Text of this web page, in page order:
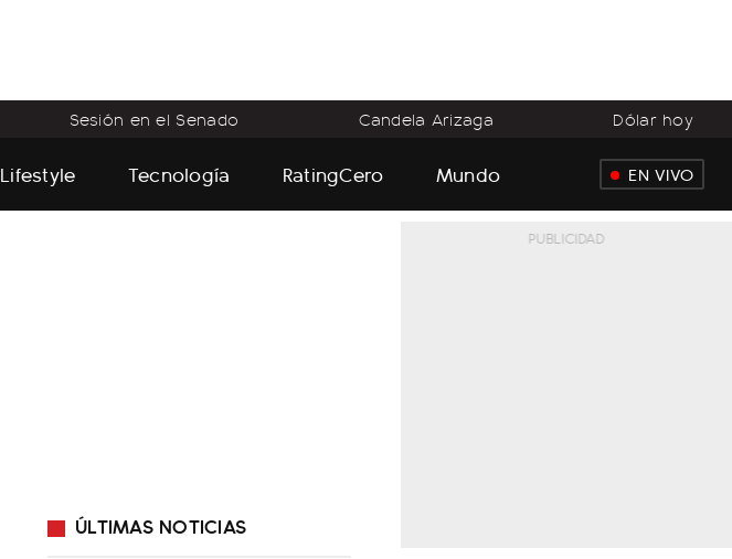
Sesión en el Senado Candela Arizaga Dólar hoy
Lifestyle Tecnología RatingCero Mundo EN VIVO
ÚLTIMAS NOTICIAS